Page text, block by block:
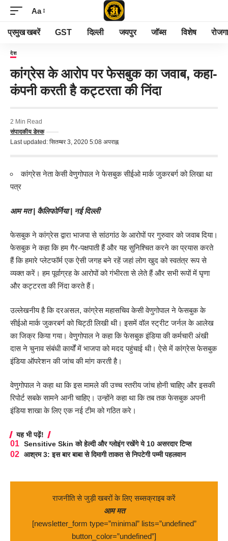
Aa
प्रमुख खबरें GST दिल्ली जयपुर जॉब्स विशेष
देश
कांग्रेस के आरोप पर फेसबुक का जवाब, कहा-
कंपनी करती है कट्टरता की निंदा
Last updated: सितम्बर 3, 2020 5:08 अपराह्न
संपादकीय डेस्क
2 Min Read
कांग्रेस नेता केसी वेणुगोपाल ने फेसबुक सीईओ मार्क जुकरबर्ग को लिखा था
पत्र
आम मत | कैलिफोर्निया | नई दिल्ली
फेसबुक ने कांग्रेस द्वारा भाजपा से सांठगांठ के आरोपों पर गुरुवार को जवाब दिया।
फेसबुक ने कहा कि हम गैर-पक्षपाती हैं और यह सुनिश्चित करने का प्रयास करते
हैं कि हमारे प्लेटफॉर्म एक ऐसी जगह बने रहें जहां लोग खुद को स्वतंत्र रूप से
व्यक्त करें। हम पूर्वाग्रह के आरोपों को गंभीरता से लेते हैं और सभी रूपों में घृणा
और कट्टरता की निंदा करते हैं।
उल्लेखनीय है कि दरअसल, कांग्रेस महासचिव केसी वेणुगोपाल ने फेसबुक के
सीईओ मार्क जुकरबर्ग को चिट्ठी लिखी थी। इसमें वॉल स्ट्रीट जर्नल के आलेख
का जिक्र किया गया। वेणुगोपाल ने कहा कि फेसबुक इंडिया की कर्मचारी अंखी
दास ने चुनाव संबंधी कार्यों में भाजपा को मदद पहुंचाई थी। ऐसे में कांग्रेस फेसबुक
इंडिया ऑपरेशन की जांच की मांग करती है।
वेणुगोपाल ने कहा था कि इस मामले की उच्च स्तरीय जांच होनी चाहिए और इसकी
रिपोर्ट सबके सामने आनी चाहिए। उन्होंने कहा था कि तब तक फेसबुक अपनी
इंडिया शाखा के लिए एक नई टीम को गठित करे।
यह भी पढ़ें!
Sensitive Skin को हेल्दी और ग्लोइंग रखेंगे ये 10 असरदार टिप्स
आश्रम 3: इस बार बाबा से दिमागी ताकत से निपटेगी पम्मी पहलवान
राजनीति से जुड़ी खबरों के लिए सब्सक्राइब करें
आम मत
[newsletter_form type=”minimal” lists=”undefined”
button_color=”undefined”]